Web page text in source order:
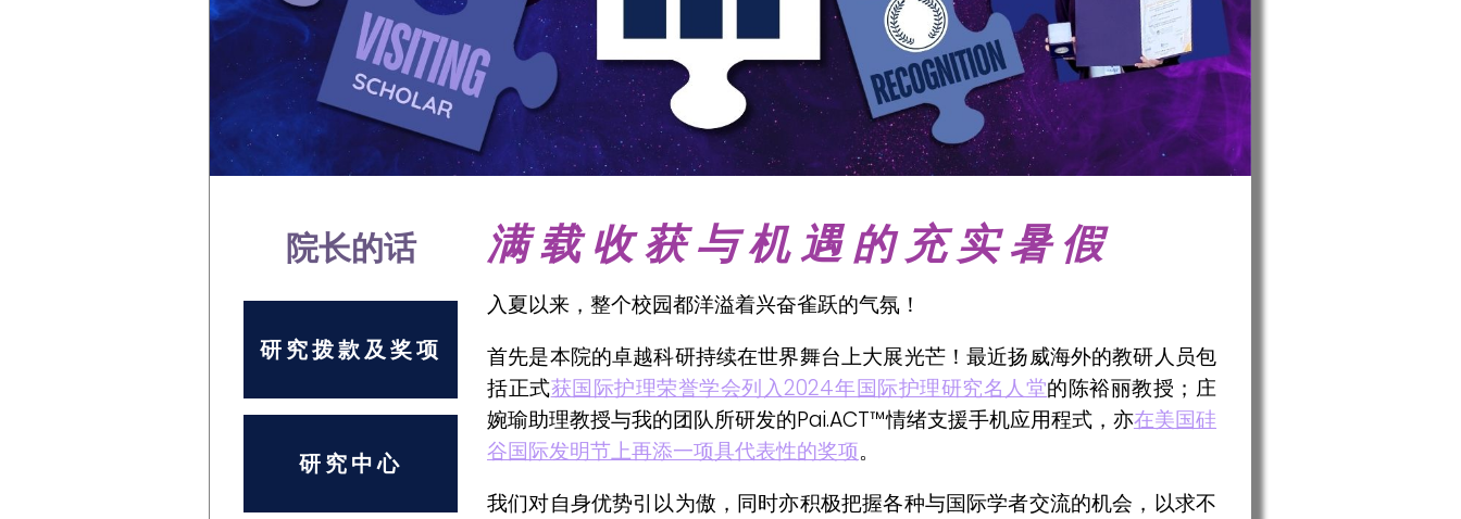
院长的话 满载收获与机遇的充实暑假
研究拨款及奖项
研究中心
入夏以来，整个校园都洋溢着兴奋雀跃的气氛！
首先是本院的卓越科研持续在世界舞台上大展光芒！最近扬威海外的教研人员包
括正式获国际护理荣誉学会列入2024年国际护理研究名人堂的陈裕丽教授；庄
婉瑜助理教授与我的团队所研发的Pai.ACT™情绪⽀援手机应用程式，亦在美国硅
谷国际发明节上再添一项具代表性的奖项。
我们对自身优势引以为傲，同时亦积极把握各种与国际学者交流的机会，以求不